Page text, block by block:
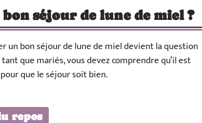
séjour de lune de miel ?
un bon séjour de lune de miel devient la question
que mariés, vous devez comprendre qu’il est
que le séjour soit bien.
repos